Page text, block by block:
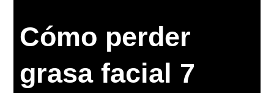
Cómo perder
grasa facial 7